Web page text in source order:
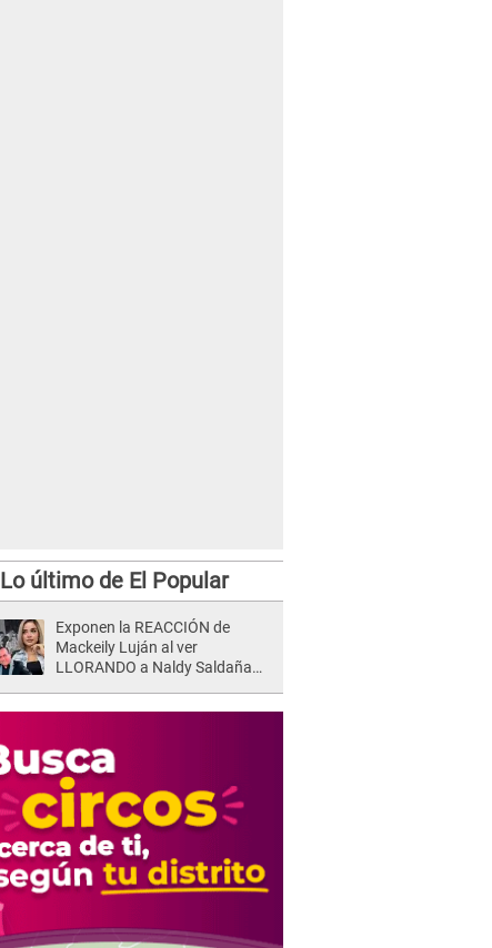
Lo último de El Popular
Exponen la REACCIÓN de
Mackeily Luján al ver
LLORANDO a Naldy Saldaña